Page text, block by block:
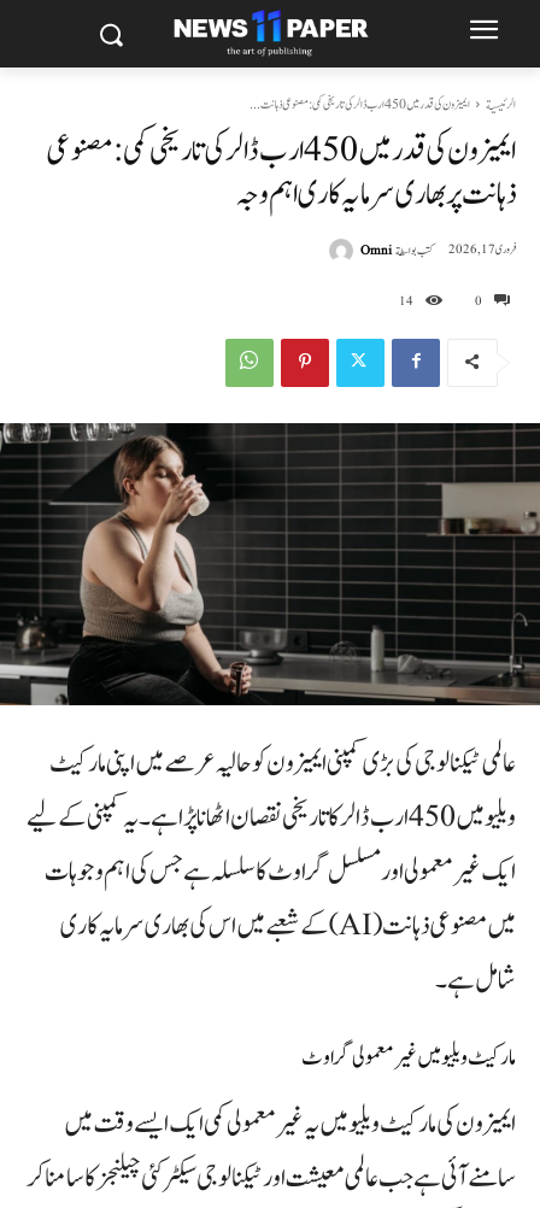
الرئيسية ایمیزون کی قدر میں 450 ارب ڈالر کی تاریخی کمی: مصنوعی ذہانت...
ایمیزون کی قدر میں 450 ارب ڈالر کی تاریخی کمی: مصنوعی
ذہانت پر بھاری سرمایہ کاری اہم وجہ
0
14
فروری 17, 2026 كتب بواسطةOmni
عالمی ٹیکنالوجی کی بڑی کمپنی ایمیزون کو حالیہ عرصے میں اپنی مارکیٹ
ویلیو میں 450 ارب ڈالر کا تاریخی نقصان اٹھانا پڑا ہے۔ یہ کمپنی کے لیے
ایک غیر معمولی اور مسلسل گراوٹ کا سلسلہ ہے جس کی اہم وجوہات
میں مصنوعی ذہانت (AI) کے شعبے میں اس کی بھاری سرمایہ کاری
شامل ہے۔
مارکیٹ ویلیو میں غیر معمولی گراوٹ
ایمیزون کی مارکیٹ ویلیو میں یہ غیر معمولی کمی ایک ایسے وقت میں
سامنے آئی ہے جب عالمی معیشت اور ٹیکنالوجی سیکٹر کئی چیلنجز کا سامنا کر